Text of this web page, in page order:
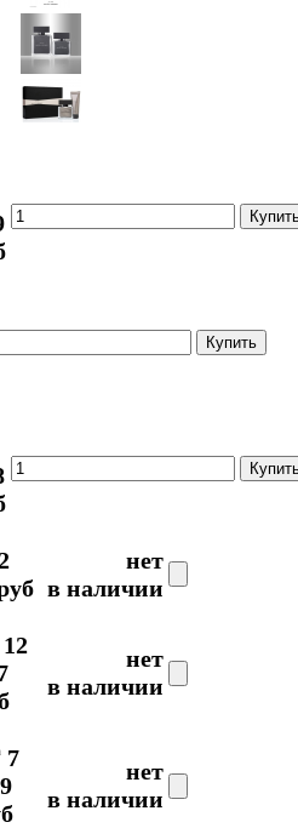
нет
в наличии
12
нет
в наличии
7
нет
в наличии